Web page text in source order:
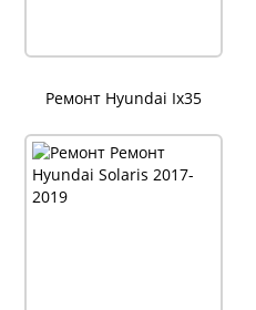
Ремонт Hyundai Ix35